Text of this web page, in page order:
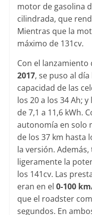
motor de gasolina
cilindrada, que
Mientras que la
máximo de 131cv.
Con el
2017, se puso al
capacidad de las
los 20 a los 34 Ah;
de 7,1 a 11,6 kWh.
autonomía en solo
de los 37 km hasta
la versión.
ligeramente la
los 141cv. Las
eran en el 0-100
que el roadster
segundos. En